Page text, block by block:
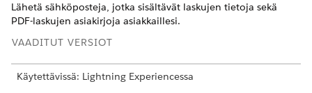
Lähetä sähköposteja, jotka sisältävät laskujen tietoja sekä
PDF-laskujen asiakirjoja asiakkaillesi.
VAADITUT VERSIOT
Käytettävissä: Lightning Experiencessa